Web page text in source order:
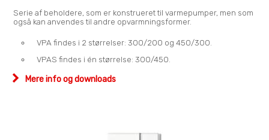
Serie af beholdere, som er konstrueret til varmepumper, men som
også kan anvendes til andre opvarmningsformer.
VPA findes i 2 størrelser: 300/200 og 450/300.
VPAS findes i én størrelse: 300/450.
Mere info og downloads